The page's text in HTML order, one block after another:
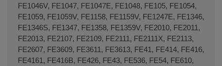
FE1046V, FE1047, FE1047E, FE1048, FE105, FE1054,
FE1059, FE1059V, FE1158, FE1159V, FE1247E, FE1346,
FE1346S, FE1347, FE1358, FE1359V, FE2010, FE2011,
FE2013, FE2107, FE2109, FE2111, FE2111X, FE2113,
FE2607, FE3609, FE3611, FE3613, FE41, FE414, FE416,
FE4161, FE416B, FE426, FE43, FE536, FE54, FE610,